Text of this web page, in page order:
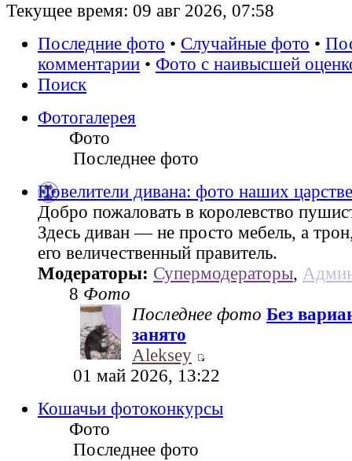
Текущее время: 09 авг 2026, 07:58
Последние фото • Случайные фото •
комментарии • Фото с наивысшей
Поиск
Фотогалерея
Фото
Последнее фото
Повелители дивана: фото наших
Добро пожаловать в королевство
Здесь диван — не просто мебель, а
его величественный правитель.
Модераторы: Супермодераторы,
8 Фото
Последнее фото Без
занято
Aleksey
01 май 2026, 13:22
Кошачьи фотоконкурсы
Фото
Последнее фото